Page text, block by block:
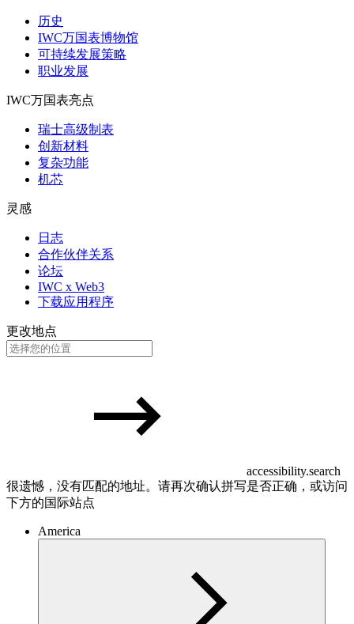
历史
IWC万国表博物馆
可持续发展策略
职业发展
IWC万国表亮点
瑞士高级制表
创新材料
复杂功能
机芯
灵感
日志
合作伙伴关系
论坛
IWC x Web3
下载应用程序
更改地点
accessibility.search
很遗憾，没有匹配的地址。请再次确认拼写是否正确，或访问
下方的国际站点
America